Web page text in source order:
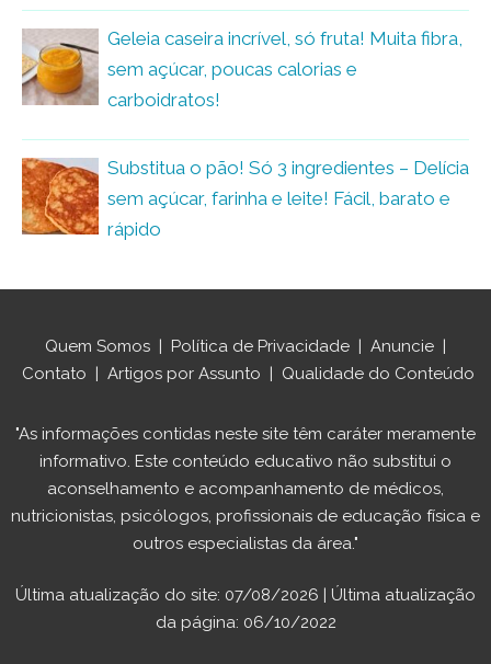
Geleia caseira incrível, só fruta! Muita fibra,
sem açúcar, poucas calorias e
carboidratos!
Substitua o pão! Só 3 ingredientes – Delícia
sem açúcar, farinha e leite! Fácil, barato e
rápido
Quem Somos | Política de Privacidade | Anuncie |
Contato | Artigos por Assunto | Qualidade do Conteúdo
"As informações contidas neste site têm caráter meramente
informativo. Este conteúdo educativo não substitui o
aconselhamento e acompanhamento de médicos,
nutricionistas, psicólogos, profissionais de educação física e
outros especialistas da área."
Última atualização do site: 07/08/2026 | Última atualização
da página: 06/10/2022